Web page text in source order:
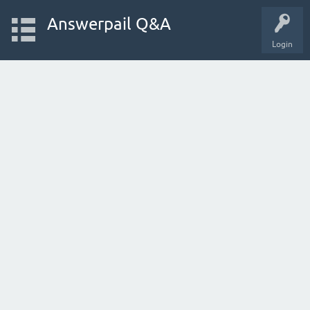
Login
Answerpail Q&A